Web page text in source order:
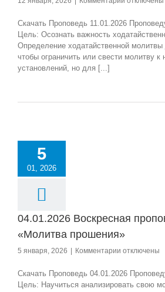
11.01.2026
Воскресная
проповедь,
Скачать Проповедь 11.01.2026
Цель: Осознать важность
Определение ходатайственной молитвы
чтобы ограничить или свести молитву к
установлений, но для [...]
5
01, 2026
04.01.2026 Воскресная
«Молитва прошения»
5 января, 2026 Комментарии к
04.01.2026
Воскресная
отключены
Скачать Проповедь 04.01.2026
Цель: Научиться анализировать свою